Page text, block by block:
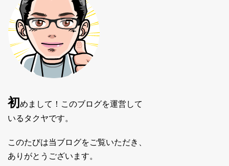
初めまして！このブログを運営して
いるタクヤです。
このたびは当ブログをご覧いただき、
ありがとうございます。